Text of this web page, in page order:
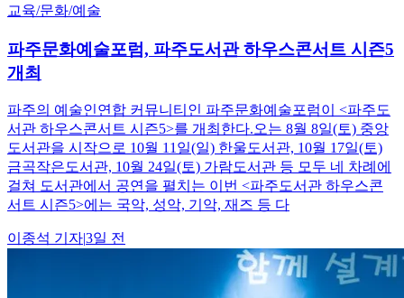
교육/문화/예술
파주문화예술포럼, 파주도서관 하우스콘서트 시즌5
개최
파주의 예술인연합 커뮤니티인 파주문화예술포럼이 <파주도
서관 하우스콘서트 시즌5>를 개최한다.오는 8월 8일(토) 중앙
도서관을 시작으로 10월 11일(일) 한울도서관, 10월 17일(토)
금곡작은도서관, 10월 24일(토) 가람도서관 등 모두 네 차례에
걸쳐 도서관에서 공연을 펼치는 이번 <파주도서관 하우스콘
서트 시즌5>에는 국악, 성악, 기악, 재즈 등 다
이종석 기자|3일 전